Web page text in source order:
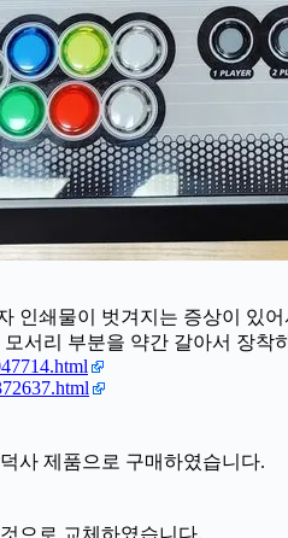
인쇄물이 벗겨지는 증상이 있
서리 부분을 약간 갈아서 장착
사 제품으로 구매하였습니다.
으로 교체하였습니다.